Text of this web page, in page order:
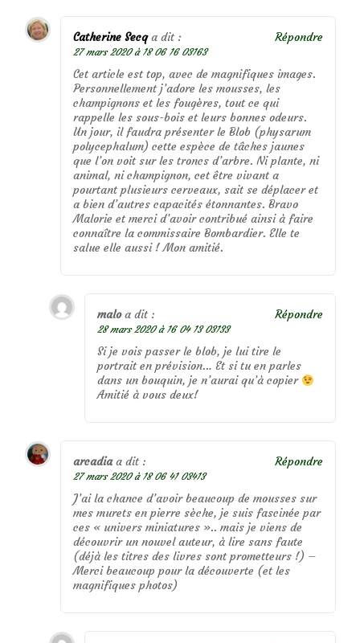
Catherine Secq a dit :
27 mars 2020 à 18 06 16 03163
Cet article est top, avec de magnifiques images.
Personnellement j’adore les mousses, les
champignons et les fougères, tout ce qui
rappelle les sous-bois et leurs bonnes odeurs.
Un jour, il faudra présenter le Blob (physarum
polycephalum) cette espèce de tâches jaunes
que l’on voit sur les troncs d’arbre. Ni plante, ni
animal, ni champignon, cet être vivant a
pourtant plusieurs cerveaux, sait se déplacer et
a bien d’autres capacités étonnantes. Bravo
Malorie et merci d’avoir contribué ainsi à faire
connaître la commissaire Bombardier. Elle te
salue elle aussi ! Mon amitié.
Répondre
malo a dit :
28 mars 2020 à 16 04 13 03133
Si je vois passer le blob, je lui tire le
portrait en prévision… Et si tu en parles
dans un bouquin, je n’aurai qu’à copier
Amitié à vous deux!
Répondre
arcadia a dit :
27 mars 2020 à 18 06 41 03413
J’ai la chance d’avoir beaucoup de mousses sur
mes murets en pierre sèche, je suis fascinée par
ces « univers miniatures ».. mais je viens de
découvrir un nouvel auteur, à lire sans faute
(déjà les titres des livres sont prometteurs !) –
Merci beaucoup pour la découverte (et les
magnifiques photos)
Répondre